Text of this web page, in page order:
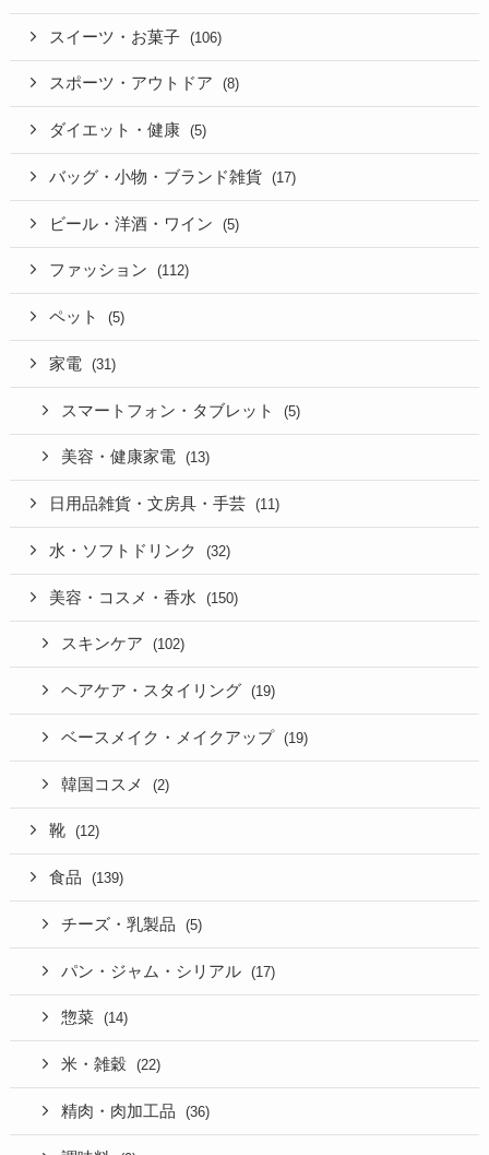
スイーツ・お菓子 (106)
スポーツ・アウトドア (8)
ダイエット・健康 (5)
バッグ・小物・ブランド雑貨 (17)
ビール・洋酒・ワイン (5)
ファッション (112)
ペット (5)
家電 (31)
スマートフォン・タブレット (5)
美容・健康家電 (13)
日用品雑貨・文房具・手芸 (11)
水・ソフトドリンク (32)
美容・コスメ・香水 (150)
スキンケア (102)
ヘアケア・スタイリング (19)
ベースメイク・メイクアップ (19)
韓国コスメ (2)
靴 (12)
食品 (139)
チーズ・乳製品 (5)
パン・ジャム・シリアル (17)
惣菜 (14)
米・雑穀 (22)
精肉・肉加工品 (36)